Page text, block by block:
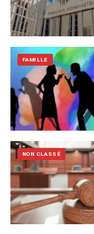
FAMILLE
NON CLASSÉ